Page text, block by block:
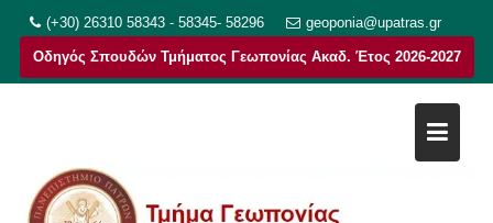
στο
περιεχόμενο
(+30) 26310 58343 - 58345- 58296 geoponia@upatras.gr
Οδηγός Σπουδών Τμήματος Γεωπονίας Ακαδ. Έτος 2026-2027